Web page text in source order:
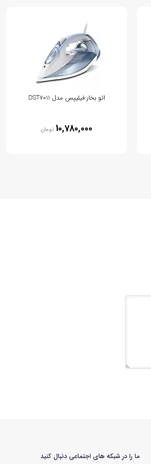
اتو بخار فیلیپس مدل DST7011
10,780,000 تومان
ما را در شبکه های اجتماعی دنبال کنید